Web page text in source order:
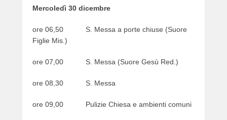
Mercoledì 30 dicembre
ore 06,50 S. Messa a porte chiuse (Suore
Figlie Mis.)
ore 07,00 S. Messa (Suore Gesù Red.)
ore 08,30 S. Messa
ore 09,00 Pulizie Chiesa e ambienti comuni